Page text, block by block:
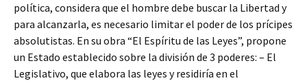
política, considera que el hombre debe buscar la Libertad y
para alcanzarla, es necesario limitar el poder de los prícipes
absolutistas. En su obra “El Espíritu de las Leyes”, propone
un Estado establecido sobre la división de 3 poderes: – El
Legislativo, que elabora las leyes y residiría en el